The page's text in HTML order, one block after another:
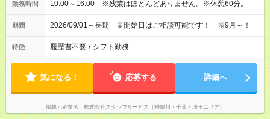
勤務時間 10:00～16:00 ※残業はほとんどありません。※休憩60分。
期間 2026/09/01～長期 ※開始日はご相談可能です！ ※9月～！
特徴 履歴書不要 / シフト勤務
気になる！ 応募する 詳細へ
掲載元企業名 株式会社スタッフサービス（神奈川・千葉・埼玉エリア）